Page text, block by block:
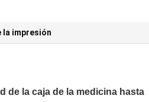
la impresión
de la caja de la medicina hasta